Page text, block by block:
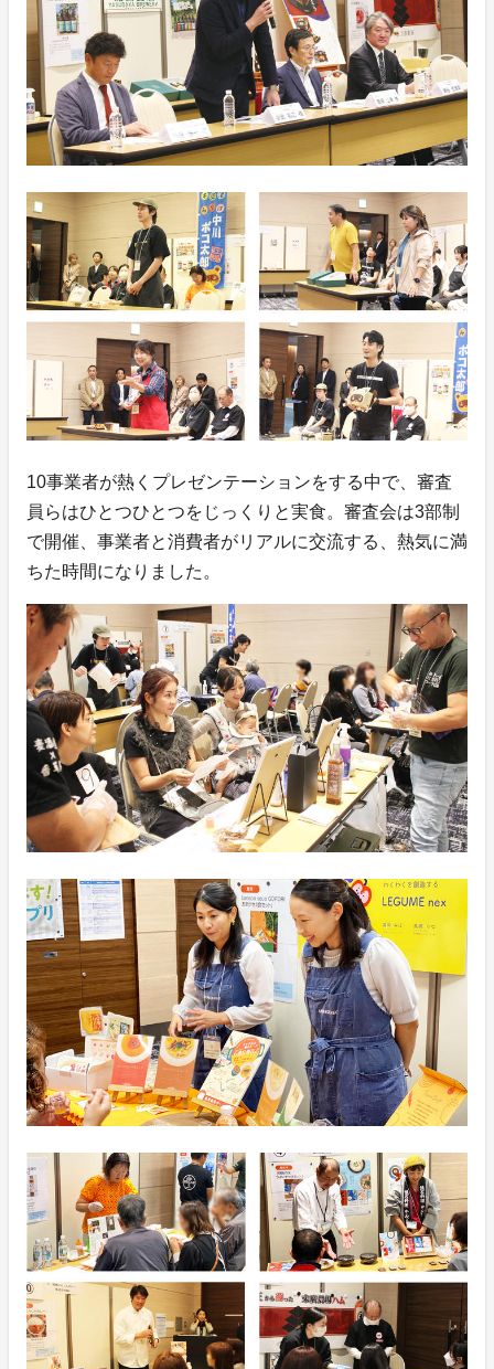
10事業者が熱くプレゼンテーションをする中で、審査
員らはひとつひとつをじっくりと実食。審査会は3部制
で開催、事業者と消費者がリアルに交流する、熱気に満
ちた時間になりました。